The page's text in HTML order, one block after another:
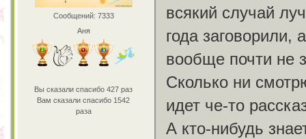
Сообщений: 7333
Аня
Вы сказали спасибо 427 раз
Вам сказали спасибо 1542
раза
всякий случай
года заговорили,
вообще почти не
Сколько ни
идет че-то
А кто-нибудь